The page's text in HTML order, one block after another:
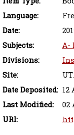
Language:
Date:
Subjects:
A-
Divisions:
Site:
Date Deposited: 12
Last Modified:
02
URI: